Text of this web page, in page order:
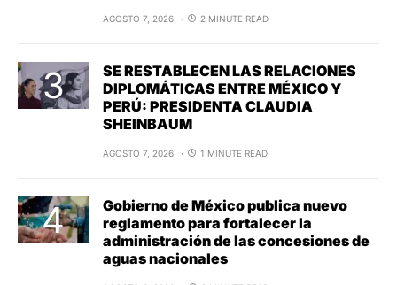
AGOSTO 7, 2026 2 MINUTE READ
SE RESTABLECEN LAS RELACIONES
DIPLOMÁTICAS ENTRE MÉXICO Y
PERÚ: PRESIDENTA CLAUDIA
SHEINBAUM
AGOSTO 7, 2026 1 MINUTE READ
Gobierno de México publica nuevo
reglamento para fortalecer la
administración de las concesiones de
aguas nacionales